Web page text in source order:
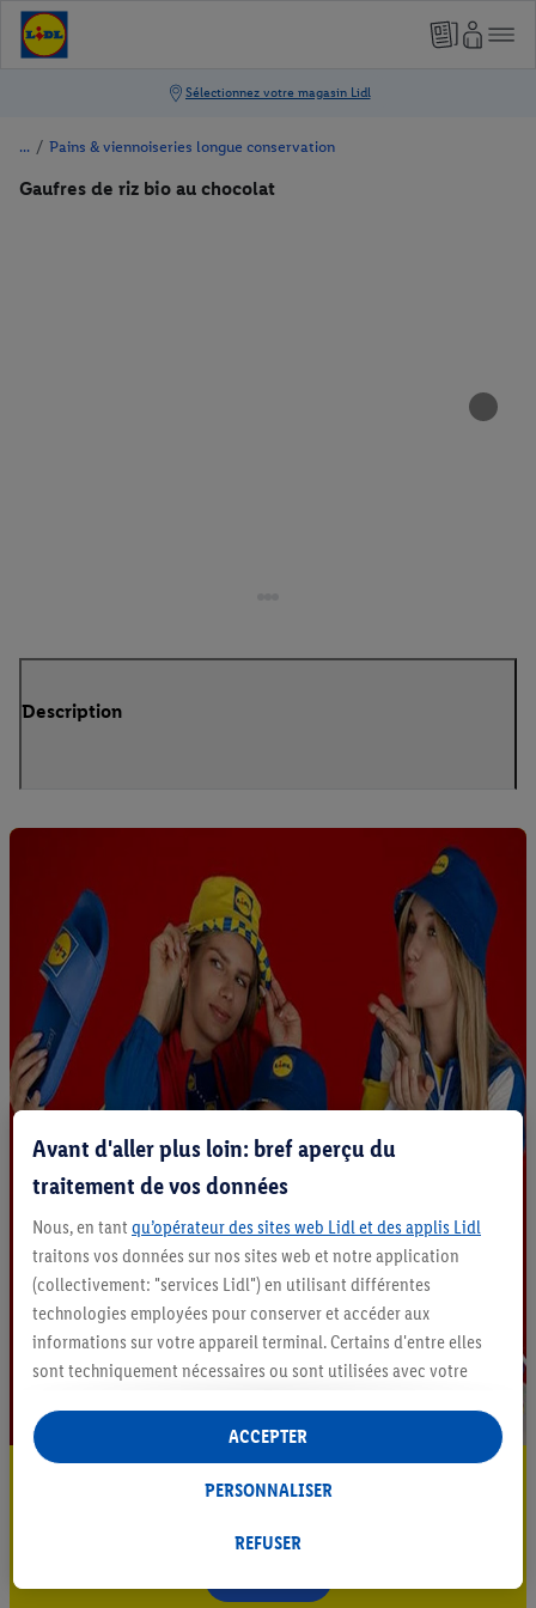
/ Pains & viennoiseries longue conservation
Gaufres de riz bio au chocolat
Description
Restez au courant
Avant d'aller plus loin: bref aperçu du
traitement de vos données
Nous, en tant qu’opérateur des sites web Lidl et des applis Lidl
traitons vos données sur nos sites web et notre application
(collectivement: "services Lidl") en utilisant différentes
technologies employées pour conserver et accéder aux
informations sur votre appareil terminal. Certains d'entre elles
sont techniquement nécessaires ou sont utilisées avec votre
des statistiques ou pour des publicités personnalisées au sein
et en dehors des services Lidl. Si vous participez au programme
Lidl Plus, les données issues de votre comportement d’achat en
Sous « Personnaliser », vous pouvez autoriser des finalités
REFUSER
PERSONNALISER
ACCEPTER